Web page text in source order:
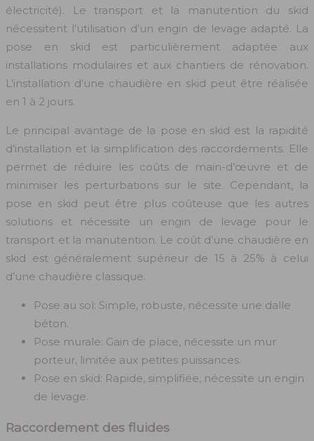
électricité). Le transport et la manutention du skid
nécessitent l’utilisation d’un engin de levage adapté. La
pose en skid est particulièrement adaptée aux
installations modulaires et aux chantiers de rénovation.
L’installation d’une chaudière en skid peut être réalisée
en 1 à 2 jours.
Le principal avantage de la pose en skid est la rapidité
d’installation et la simplification des raccordements. Elle
permet de réduire les coûts de main-d’œuvre et de
minimiser les perturbations sur le site. Cependant, la
pose en skid peut être plus coûteuse que les autres
solutions et nécessite un engin de levage pour le
transport et la manutention. Le coût d’une chaudière en
skid est généralement supérieur de 15 à 25% à celui
d’une chaudière classique.
Pose au sol: Simple, robuste, nécessite une dalle
béton.
Pose murale: Gain de place, nécessite un mur
porteur, limitée aux petites puissances.
Pose en skid: Rapide, simplifiée, nécessite un engin
de levage.
Raccordement des fluides